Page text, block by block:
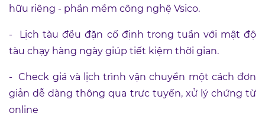
hữu riêng - phần mềm công nghệ Vsico.
-
Lịch tàu đều đặn cố định trong tuần với mật độ
tàu chạy hàng ngày giúp tiết kiệm thời gian.
- Check giá và lịch trình vận chuyển một cách đơn
giản dễ dàng thông qua trực tuyến, xử lý chứng từ
online